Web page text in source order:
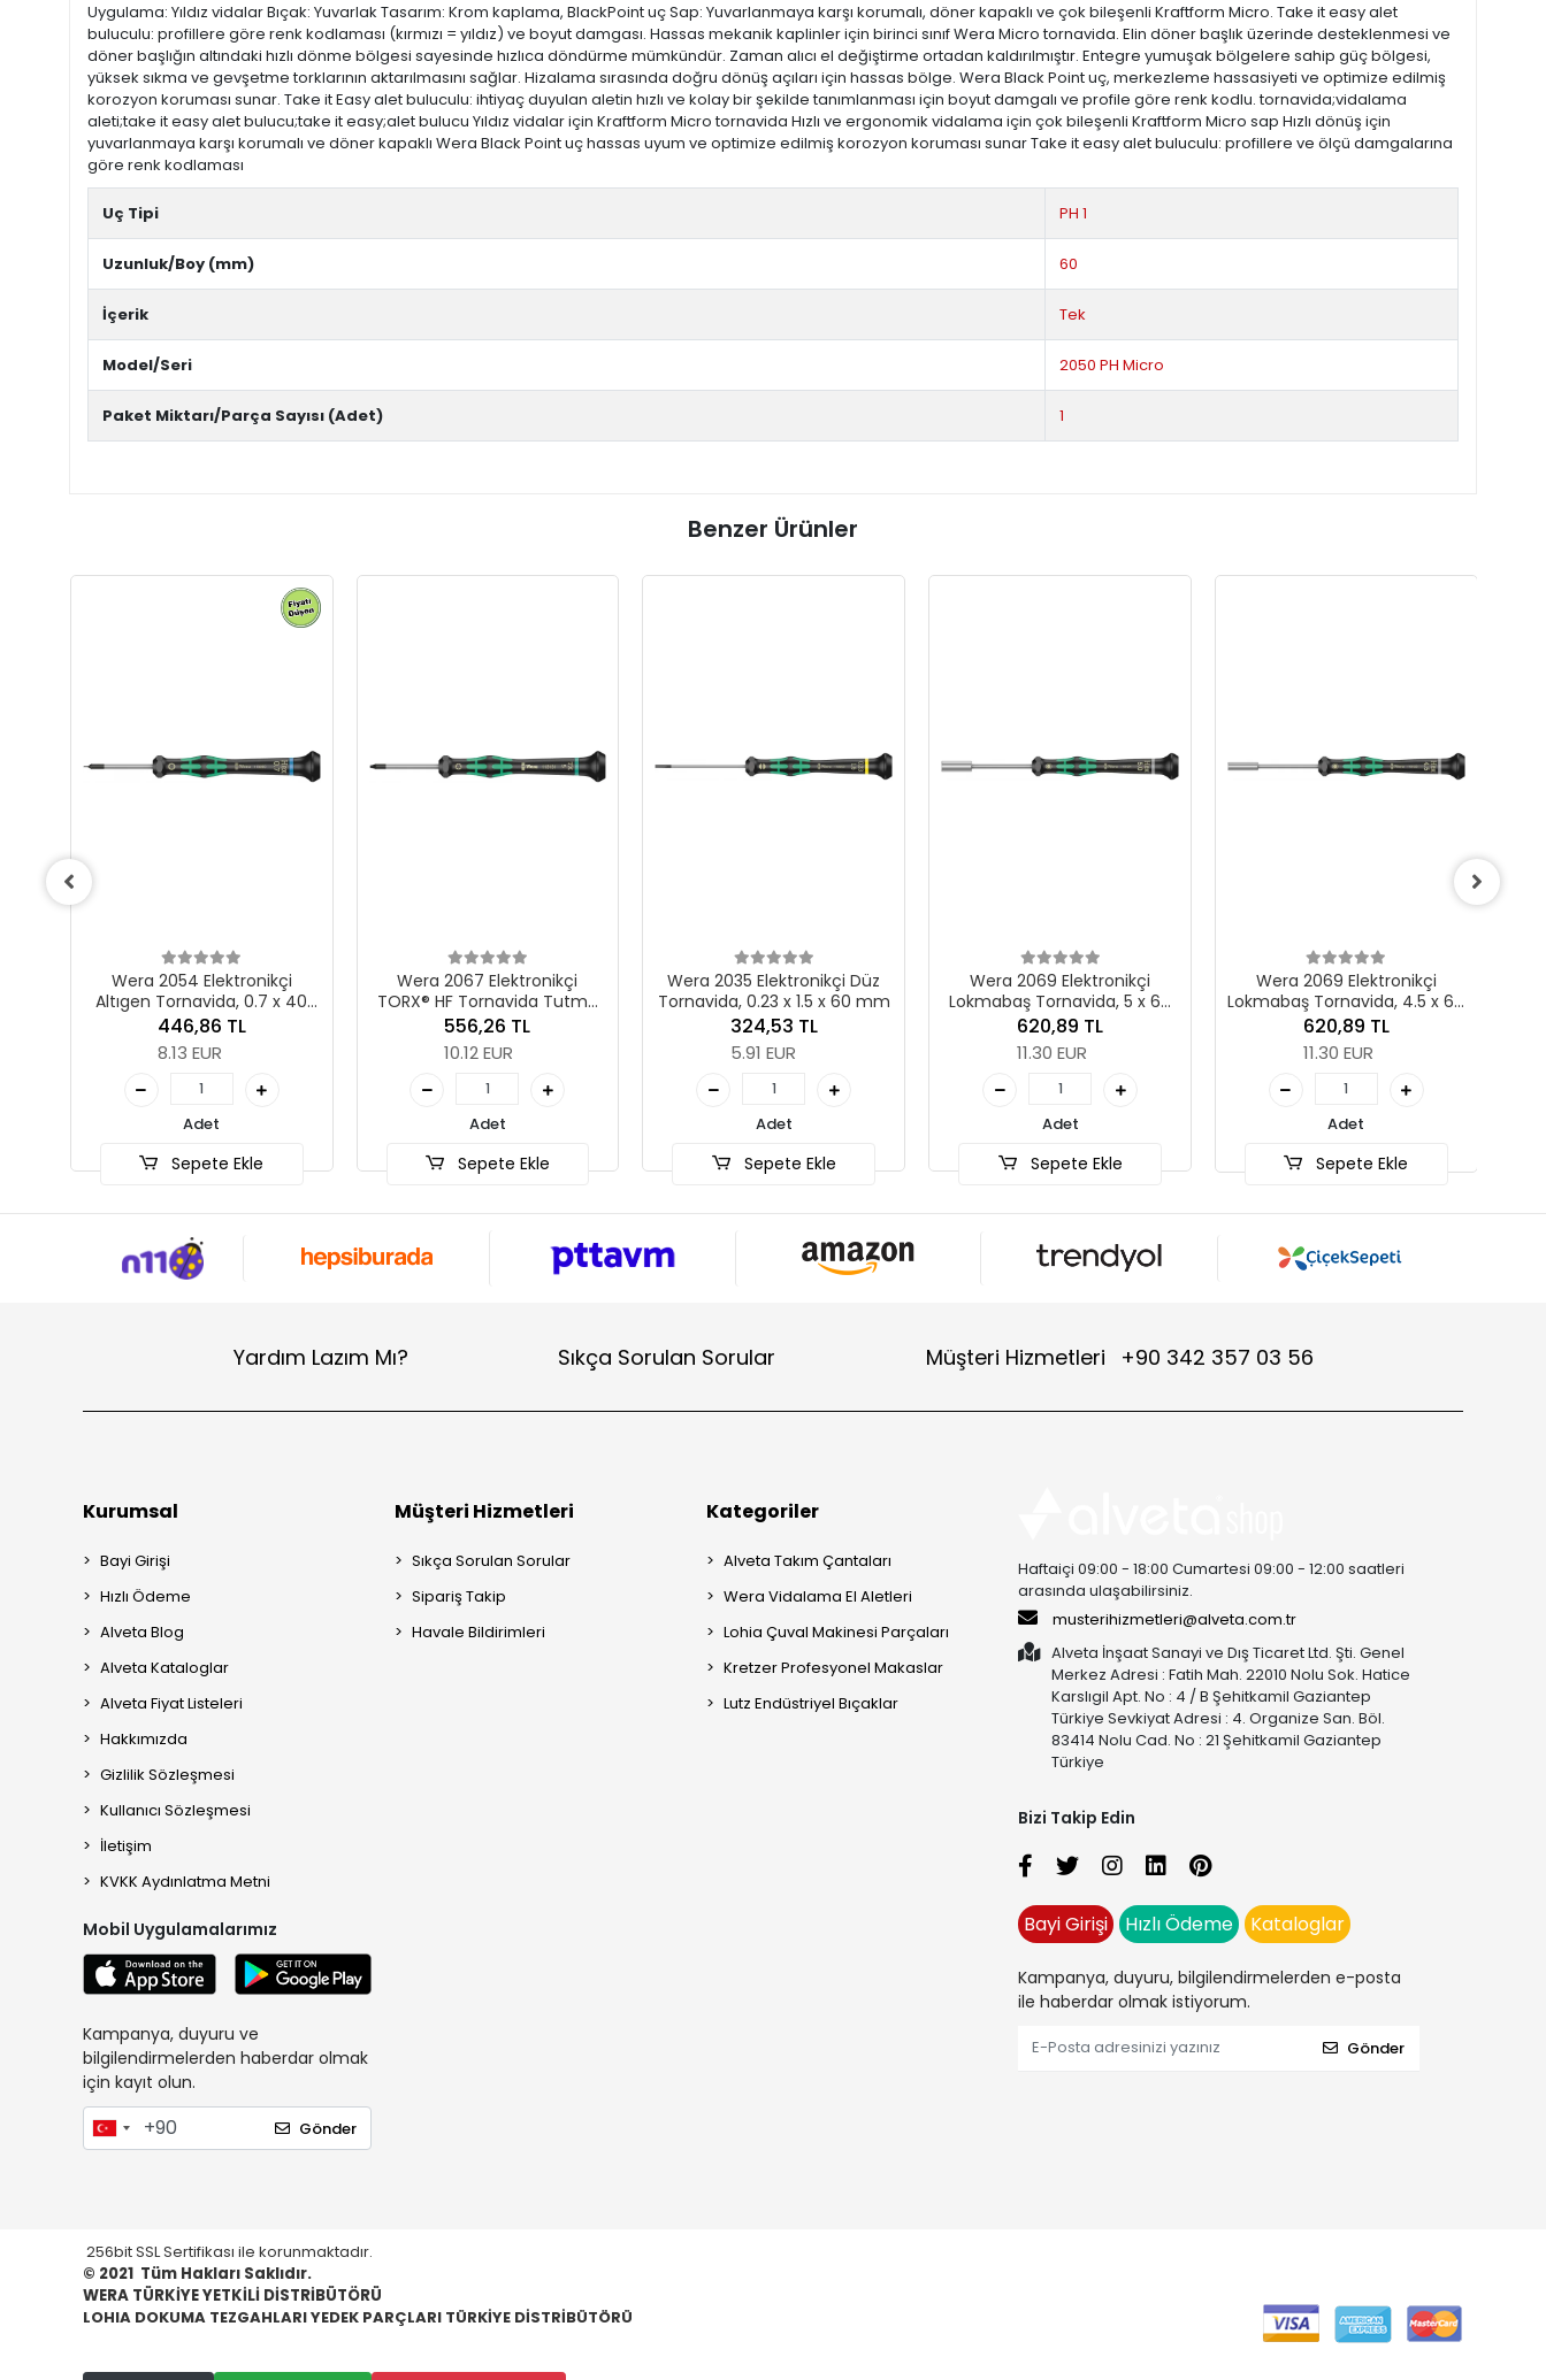
Uygulama: Yıldız vidalar Bıçak: Yuvarlak Tasarım: Krom kaplama, BlackPoint uç Sap: Yuvarlanmaya karşı korumalı, döner kapaklı ve çok bileşenli Kraftform Micro. Take it easy alet
buluculu: profillere göre renk kodlaması (kırmızı = yıldız) ve boyut damgası. Hassas mekanik kaplinler için birinci sınıf Wera Micro tornavida. Elin döner başlık üzerinde desteklenmesi ve
döner başlığın altındaki hızlı dönme bölgesi sayesinde hızlıca döndürme mümkündür. Zaman alıcı el değiştirme ortadan kaldırılmıştır. Entegre yumuşak bölgelere sahip güç bölgesi,
yüksek sıkma ve gevşetme torklarının aktarılmasını sağlar. Hizalama sırasında doğru dönüş açıları için hassas bölge. Wera Black Point uç, merkezleme hassasiyeti ve optimize edilmiş
korozyon koruması sunar. Take it Easy alet buluculu: ihtiyaç duyulan aletin hızlı ve kolay bir şekilde tanımlanması için boyut damgalı ve profile göre renk kodlu. tornavida;vidalama
aleti;take it easy alet bulucu;take it easy;alet bulucu Yıldız vidalar için Kraftform Micro tornavida Hızlı ve ergonomik vidalama için çok bileşenli Kraftform Micro sap Hızlı dönüş için
yuvarlanmaya karşı korumalı ve döner kapaklı Wera Black Point uç hassas uyum ve optimize edilmiş korozyon koruması sunar Take it easy alet buluculu: profillere ve ölçü damgalarına
göre renk kodlaması
Uç Tipi PH 1
Uzunluk/Boy (mm) 60
İçerik Tek
Model/Seri 2050 PH Micro
Paket Miktarı/Parça Sayısı (Adet) 1
Benzer Ürünler
Wera 2054 Elektronikçi
Altıgen Tornavida, 0.7 x 40
mm
446,86 TL
8.13 EUR
Sepete Ekle
Wera 2067 Elektronikçi
TORX® HF Tornavida Tutma
Fonksiyonlu, TX 5 x 40 mm
556,26 TL
10.12 EUR
Sepete Ekle
Wera 2035 Elektronikçi Düz
Tornavida, 0.23 x 1.5 x 60 mm
324,53 TL
5.91 EUR
Sepete Ekle
Wera 2069 Elektronikçi
Lokmabaş Tornavida, 5 x 60
mm
620,89 TL
11.30 EUR
Sepete Ekle
Wera 2069 Elektronikçi
Lokmabaş Tornavida, 4.5 x 60
mm
620,89 TL
11.30 EUR
Sepete Ekle
Yardım Lazım Mı? Sıkça Sorulan Sorular Müşteri Hizmetleri +90 342 357 03 56
Kurumsal
Bayi Girişi
Hızlı Ödeme
Alveta Blog
Alveta Kataloglar
Alveta Fiyat Listeleri
Hakkımızda
Gizlilik Sözleşmesi
Kullanıcı Sözleşmesi
İletişim
KVKK Aydınlatma Metni
Mobil Uygulamalarımız
Kampanya, duyuru ve
bilgilendirmelerden haberdar olmak
için kayıt olun.
Gönder
Müşteri Hizmetleri
Sıkça Sorulan Sorular
Sipariş Takip
Havale Bildirimleri
Kategoriler
Alveta Takım Çantaları
Wera Vidalama El Aletleri
Lohia Çuval Makinesi Parçaları
Kretzer Profesyonel Makaslar
Lutz Endüstriyel Bıçaklar
Haftaiçi 09:00 - 18:00 Cumartesi 09:00 - 12:00 saatleri
arasında ulaşabilirsiniz.
musterihizmetleri@alveta.com.tr
Alveta İnşaat Sanayi ve Dış Ticaret Ltd. Şti. Genel
Merkez Adresi : Fatih Mah. 22010 Nolu Sok. Hatice
Karslıgil Apt. No : 4 / B Şehitkamil Gaziantep
Türkiye Sevkiyat Adresi : 4. Organize San. Böl.
83414 Nolu Cad. No : 21 Şehitkamil Gaziantep
Türkiye
Bizi Takip Edin
Bayi Girişi Hızlı Ödeme Kataloglar
Kampanya, duyuru, bilgilendirmelerden e-posta
ile haberdar olmak istiyorum.
Gönder
256bit SSL Sertifikası ile korunmaktadır.
© 2021 Tüm Hakları Saklıdır.
WERA TÜRKİYE YETKİLİ DİSTRİBÜTÖRÜ
LOHIA DOKUMA TEZGAHLARI YEDEK PARÇLARI TÜRKİYE DİSTRİBÜTÖRÜ